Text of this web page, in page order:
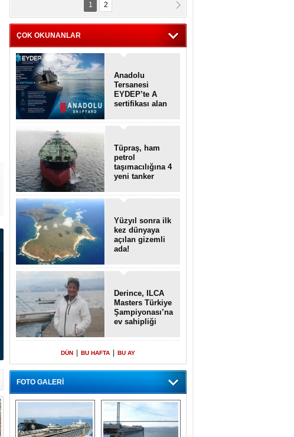
Kpt. MESUT AZMİ GÖKSOY
ithafen...
1 2
ÇOK OKUNANLAR
Anadolu
Tersanesi
EYDEP’te A
sertifikası alan
Tüpraş, ham
petrol
taşımacılığına 4
yeni tanker
Yüzyıl sonra ilk
kez dünyaya
açılan gizemli
ada!
Derince, ILCA
Masters Türkiye
Şampiyonası’na
ev sahipliği
DÜN BU HAFTA BU AY
FOTO GALERİ